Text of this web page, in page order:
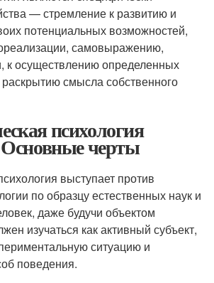
— стремление к развитию и
потенциальных возможностей,
самовыражению,
к осуществлению определенных
смысла собственного
психология
Основные черты
выступает против
по образцу естественных наук и
даже будучи объектом
изучаться как активный субъект,
ситуацию и
поведения.